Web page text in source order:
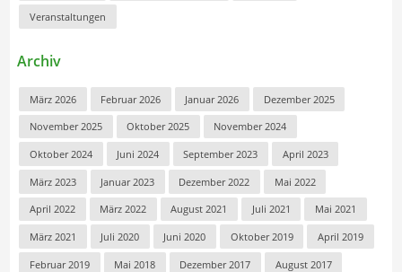
Veranstaltungen
Archiv
März 2026 Februar 2026 Januar 2026 Dezember 2025
November 2025 Oktober 2025 November 2024
Oktober 2024 Juni 2024 September 2023 April 2023
März 2023 Januar 2023 Dezember 2022 Mai 2022
April 2022 März 2022 August 2021 Juli 2021 Mai 2021
März 2021 Juli 2020 Juni 2020 Oktober 2019 April 2019
Februar 2019 Mai 2018 Dezember 2017 August 2017